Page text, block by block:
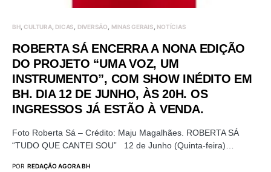
BH CULTURA DICAS DIVERSÃO MINAS GERAIS NOTÍCIAS
ROBERTA SÁ ENCERRA A NONA EDIÇÃO
DO PROJETO “UMA VOZ, UM
INSTRUMENTO”, COM SHOW INÉDITO EM
BH. DIA 12 DE JUNHO, ÀS 20H. OS
INGRESSOS JÁ ESTÃO À VENDA.
Foto Roberta Sá – Crédito: Maju Magalhães. ROBERTA SÁ
“TUDO QUE CANTEI SOU” 12 de Junho (Quinta-feira)…
POR REDAÇÃO AGORA BH